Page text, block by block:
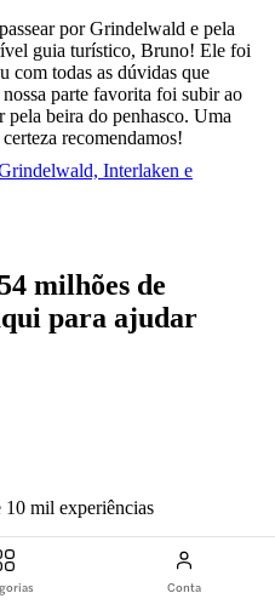
Conta
por Grindelwald e pela
guia turístico, Bruno! Ele foi
com todas as dúvidas que
parte favorita foi subir ao
beira do penhasco. Uma
recomendamos!
Interlaken e
milhões de
para ajudar
10 mil experiências